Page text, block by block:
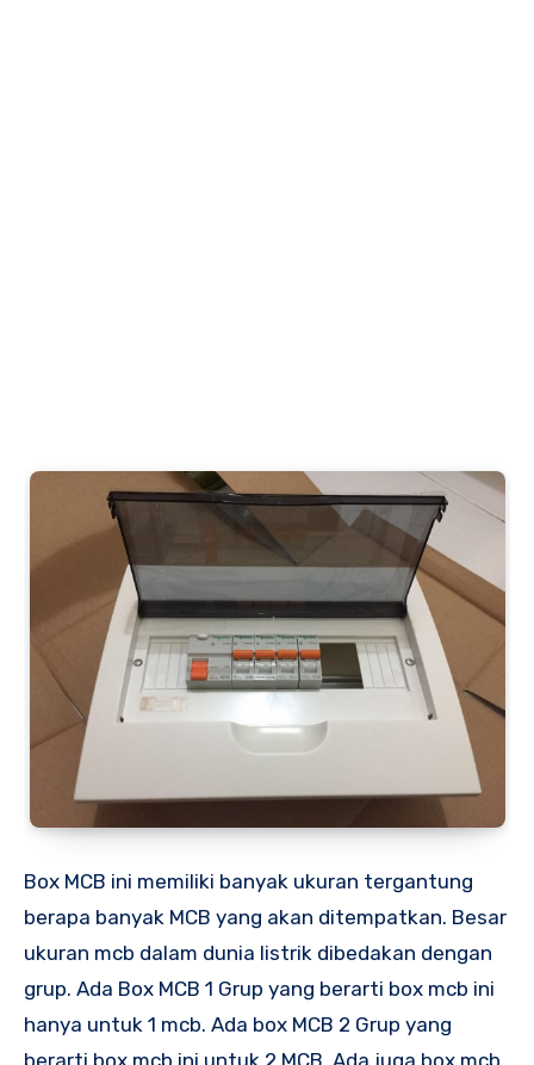
Box MCB ini memiliki banyak ukuran tergantung
berapa banyak MCB yang akan ditempatkan. Besar
ukuran mcb dalam dunia listrik dibedakan dengan
grup. Ada Box MCB 1 Grup yang berarti box mcb ini
hanya untuk 1 mcb. Ada box MCB 2 Grup yang
berarti box mcb ini untuk 2 MCB. Ada juga box mcb